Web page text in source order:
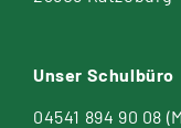
Unser Schulbüro
04541 894 90 08